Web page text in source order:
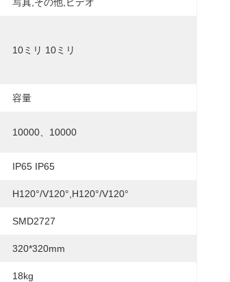
10ミリ 10ミリ
容量
10000、10000
IP65 IP65
H120°/V120°,H120°/V120°
SMD2727
320*320mm
18kg